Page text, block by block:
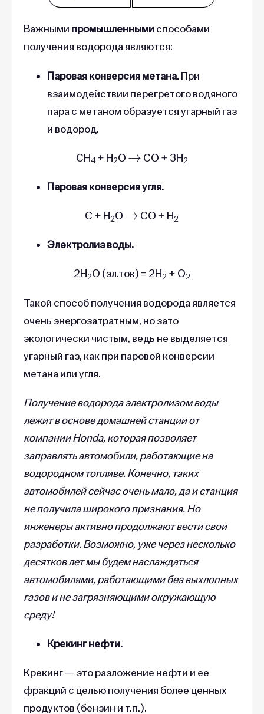
Важными промышленнымиспособами
получения водорода являются:
Паровая конверсия метана.При
взаимодействии перегретого водяного
пара с метаном образуется угарный газ
и водород.
СН4 + Н2O СО + 3Н2
Паровая конверсия угля.
C + H2O CO + H2
Электролиз воды.
2H2O (эл.ток) = 2H2 + O2
Такой способ получения водорода является
очень энергозатратным, но зато
экологически чистым, ведь не выделяется
угарный газ, как при паровой конверсии
метана или угля.
Получение водорода электролизом воды
лежит в основе домашней станции от
компании Honda, которая позволяет
заправлять автомобили, работающие на
водородном топливе. Конечно, таких
автомобилей сейчас очень мало, да и станция
не получила широкого признания. Но
инженеры активно продолжают вести свои
разработки. Возможно, уже через несколько
десятков лет мы будем наслаждаться
автомобилями, работающими без выхлопных
газов и не загрязняющими окружающую
среду!
Крекинг нефти.
Крекинг — это разложение нефти и ее
фракций с целью получения более ценных
продуктов (бензин и т.п.).